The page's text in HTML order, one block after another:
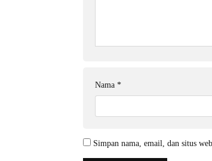
Nama *
Simpan nama, email, dan situs